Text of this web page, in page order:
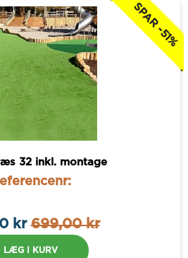
SPAR -51%
32 inkl. montage
kr699,00 kr
LÆG I KURV